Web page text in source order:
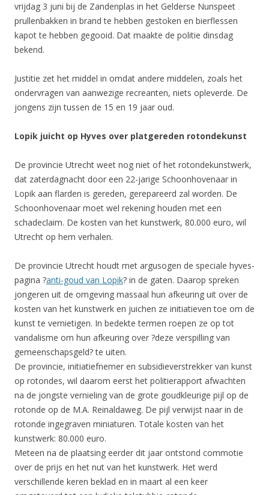
vrijdag 3 juni bij de Zandenplas in het Gelderse Nunspeet
prullenbakken in brand te hebben gestoken en bierflessen
kapot te hebben gegooid. Dat maakte de politie dinsdag
bekend.
Justitie zet het middel in omdat andere middelen, zoals het
ondervragen van aanwezige recreanten, niets opleverde. De
jongens zijn tussen de 15 en 19 jaar oud.
Lopik juicht op Hyves over platgereden rotondekunst
De provincie Utrecht weet nog niet of het rotondekunstwerk,
dat zaterdagnacht door een 22-jarige Schoonhovenaar in
Lopik aan flarden is gereden, gerepareerd zal worden. De
Schoonhovenaar moet wel rekening houden met een
schadeclaim. De kosten van het kunstwerk, 80.000 euro, wil
Utrecht op hem verhalen.
De provincie Utrecht houdt met argusogen de speciale hyves-
pagina ?anti-goud van Lopik? in de gaten. Daarop spreken
jongeren uit de omgeving massaal hun afkeuring uit over de
kosten van het kunstwerk en juichen ze initiatieven toe om de
kunst te vernietigen. In bedekte termen roepen ze op tot
vandalisme om hun afkeuring over ?deze verspilling van
gemeenschapsgeld? te uiten.
De provincie, initiatiefnemer en subsidieverstrekker van kunst
op rotondes, wil daarom eerst het politierapport afwachten
na de jongste vernieling van de grote goudkleurige pijl op de
rotonde op de M.A. Reinaldaweg. De pijl verwijst naar in de
rotonde ingegraven miniaturen. Totale kosten van het
kunstwerk: 80.000 euro.
Meteen na de plaatsing eerder dit jaar ontstond commotie
over de prijs en het nut van het kunstwerk. Het werd
verschillende keren beklad en in maart al een keer